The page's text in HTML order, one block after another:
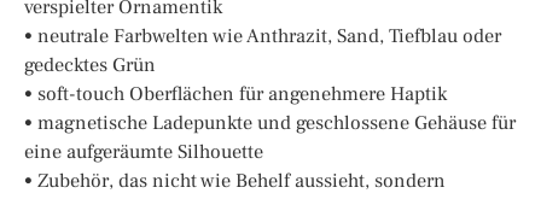
verspielter Ornamentik
• neutrale Farbwelten wie Anthrazit, Sand, Tiefblau oder
gedecktes Grün
• soft-touch Oberflächen für angenehmere Haptik
• magnetische Ladepunkte und geschlossene Gehäuse für
eine aufgeräumte Silhouette
• Zubehör, das nicht wie Behelf aussieht, sondern